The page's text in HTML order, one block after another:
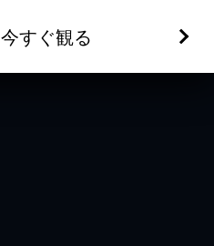
今すぐ観る